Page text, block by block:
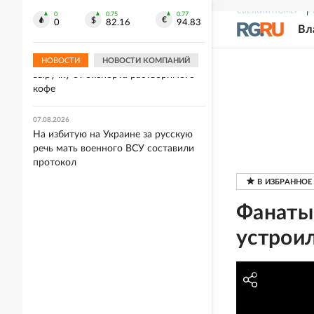
СВЕЖИЙ НОМЕР
0
0
0.75
82.16
0.77
94.83
НОВОСТИ НОВОСТИ КОМПАНИЙ
Wildberries
Россия почти на четверть нарастила
выручку от экспорта растворимого
кофе
07.08.2026
На избитую на Украине за русскую
речь мать военного ВСУ составили
протокол